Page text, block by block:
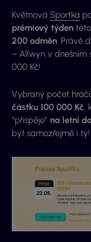
Květnová Sportka
prémiový týden
200 odměn. Právě
– Allwyn v dnešním
000 Kč!
Vybraný počet
částku 100 000 Kč,
“přispěje” na letní
být samozřejmě i ty!